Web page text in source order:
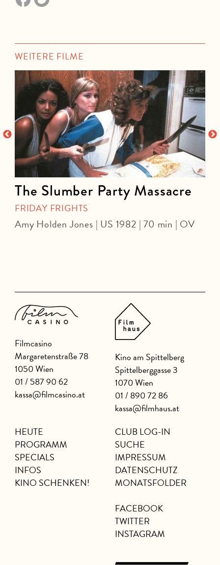
WEITERE FILME
The Slumber Party Massacre
FRIDAY FRIGHTS
Amy Holden Jones | US 1982 | 70 min | OV
Filmcasino
Margaretenstraße 78
1050 Wien
01 / 587 90 62
kassa@filmcasino.at
Kino am Spittelberg
Spittelberggasse 3
1070 Wien
01 / 890 72 86
kassa@filmhaus.at
HEUTE
PROGRAMM
SPECIALS
INFOS
KINO SCHENKEN!
CLUB LOG-IN
SUCHE
IMPRESSUM
DATENSCHUTZ
MONATSFOLDER
FACEBOOK
TWITTER
INSTAGRAM